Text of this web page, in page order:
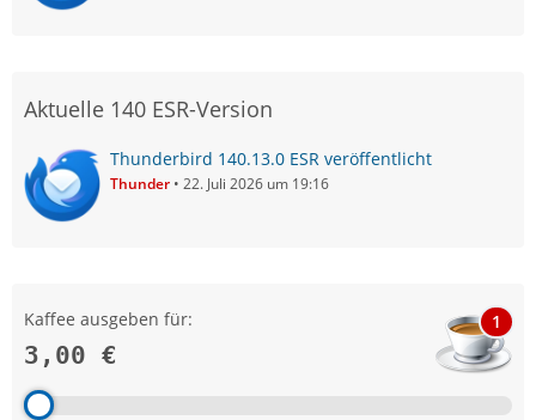
Aktuelle 140 ESR-Version
Thunderbird 140.13.0 ESR veröffentlicht
Thunder 22. Juli 2026 um 19:16
Kaffee ausgeben für:
3,00 €
1